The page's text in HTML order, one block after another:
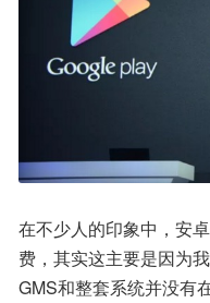
在不少人的印象中，安
费，其实这主要是因为
GMS和整套系统并没有